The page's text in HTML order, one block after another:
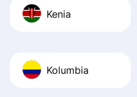
Kenia
Kolumbia